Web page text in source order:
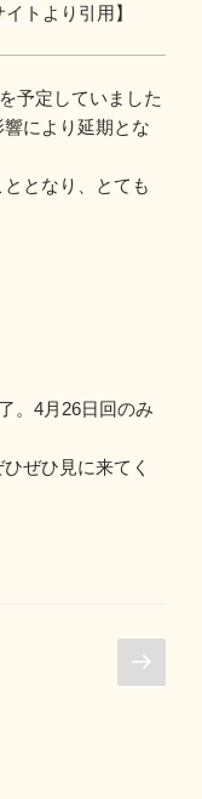
ト より引用】
予定していました
により延期とな
となり、とても
。4月26日回のみ
ぜひ見に来てく
次
の